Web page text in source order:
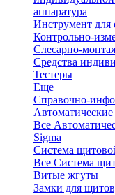
аппаратура
Инструмент для
Контрольно-
Слесарно-
Средства
Тестеры
Еще
Справочно-
Все
Sigma
Система
Все Система
Витые жгуты
Замки для